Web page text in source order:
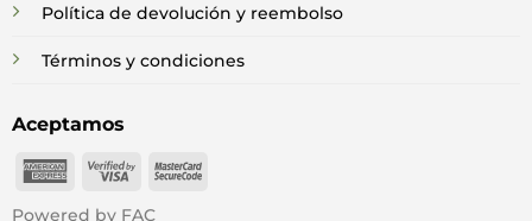
Política de devolución y reembolso
Términos y condiciones
Aceptamos
American
Visa
MasterCard
Powered by FAC